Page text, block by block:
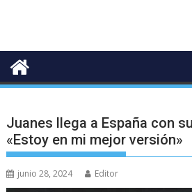
Juanes llega a España con
«Estoy en mi mejor versión»
junio 28, 2024 Editor